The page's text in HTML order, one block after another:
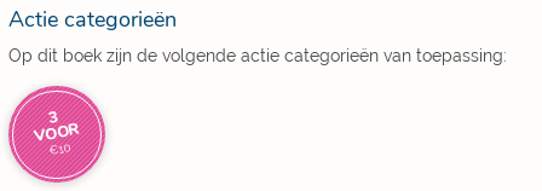
Actie categorieën
Op dit boek zijn de volgende actie categorieën van toepassing:
3
VOOR
€10